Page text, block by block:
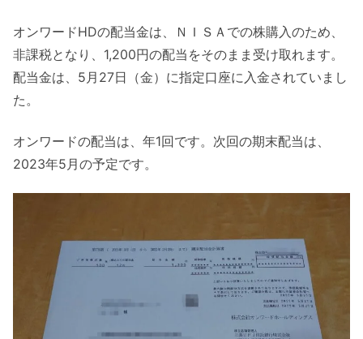
オンワードHDの配当金は、ＮＩＳＡでの株購入のため、
非課税となり、1,200円の配当をそのまま受け取れます。
配当金は、5月27日（金）に指定口座に入金されていまし
た。
オンワードの配当は、年1回です。次回の期末配当は、
2023年5月の予定です。